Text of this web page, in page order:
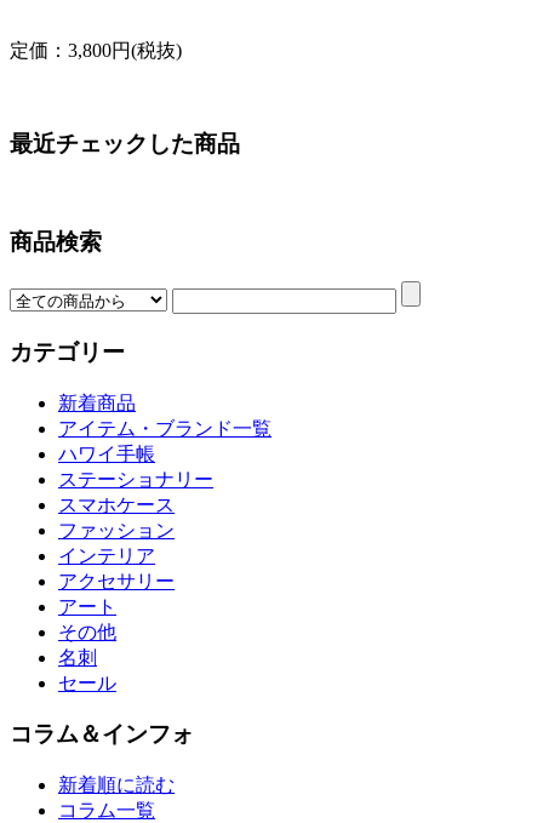
定価：3,800円(税抜)
最近チェックした商品
商品検索
カテゴリー
新着商品
アイテム・ブランド一覧
ハワイ手帳
ステーショナリー
スマホケース
ファッション
インテリア
アクセサリー
アート
その他
名刺
セール
コラム＆インフォ
新着順に読む
コラム一覧